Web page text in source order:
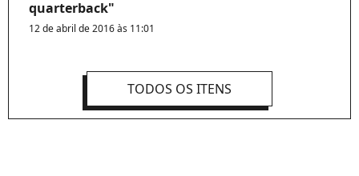
quarterback"
12 de abril de 2016 às 11:01
TODOS OS ITENS